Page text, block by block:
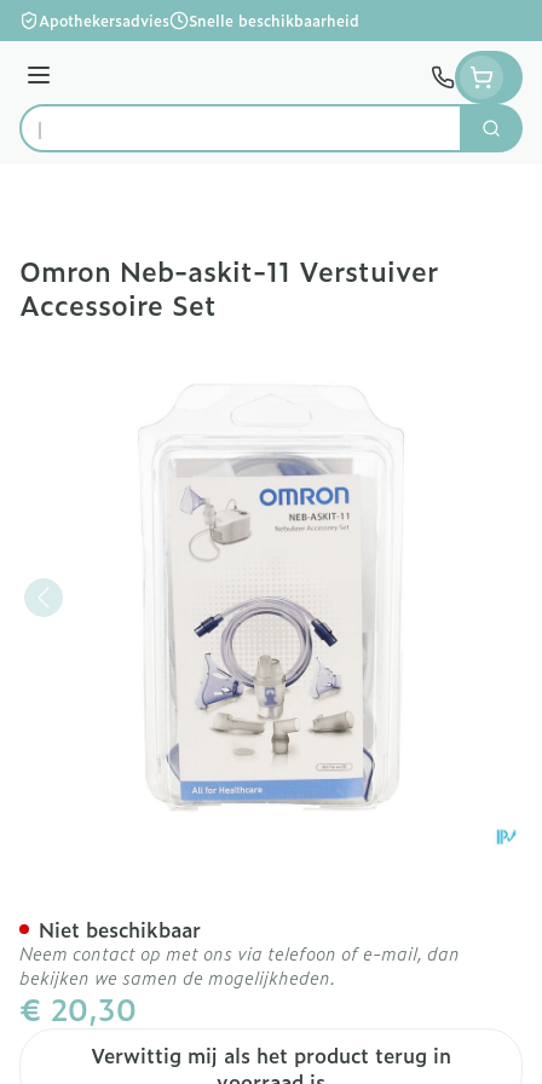
Ga naar de inhoud
Apothekersadvies Snelle beschikbaarheid
Menu
Product, merk, categorie...
Zoek
Omron Neb-askit-11 Verstuiver
Accessoire Set
€ 20,30
Verwittig mij als het product terug in
Niet beschikbaar
Neem contact op met ons via telefoon of e-mail, dan
bekijken we samen de mogelijkheden.